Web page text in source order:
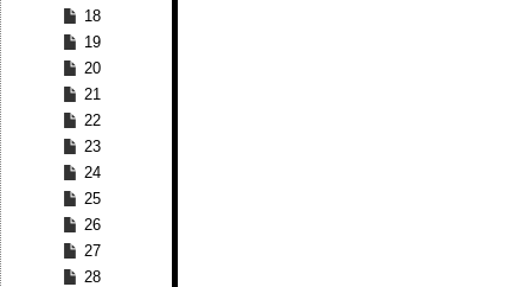
18
19
20
21
22
23
24
25
26
27
28